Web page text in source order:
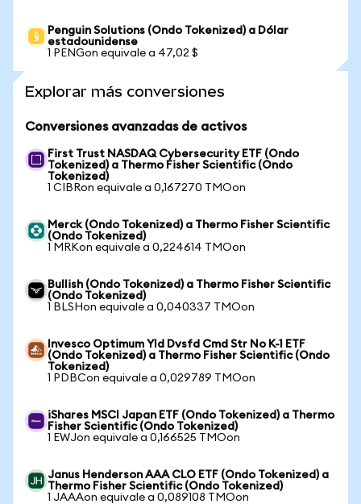
Penguin Solutions (Ondo Tokenized) a Dólar
estadounidense
1 PENGon equivale a 47,02 $
Explorar más conversiones
Conversiones avanzadas de activos
First Trust NASDAQ Cybersecurity ETF (Ondo
Tokenized) a Thermo Fisher Scientific (Ondo
Tokenized)
1 CIBRon equivale a 0,167270 TMOon
Merck (Ondo Tokenized) a Thermo Fisher Scientific
(Ondo Tokenized)
1 MRKon equivale a 0,224614 TMOon
Bullish (Ondo Tokenized) a Thermo Fisher Scientific
(Ondo Tokenized)
1 BLSHon equivale a 0,040337 TMOon
Invesco Optimum Yld Dvsfd Cmd Str No K-1 ETF
(Ondo Tokenized) a Thermo Fisher Scientific (Ondo
Tokenized)
1 PDBCon equivale a 0,029789 TMOon
iShares MSCI Japan ETF (Ondo Tokenized) a Thermo
Fisher Scientific (Ondo Tokenized)
1 EWJon equivale a 0,166525 TMOon
Janus Henderson AAA CLO ETF (Ondo Tokenized) a
Thermo Fisher Scientific (Ondo Tokenized)
1 JAAAon equivale a 0,089108 TMOon